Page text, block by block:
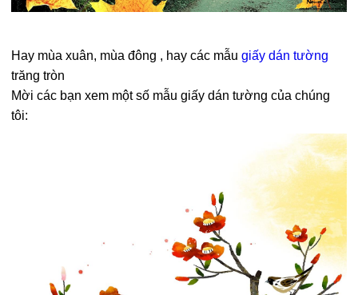
Hay mùa xuân, mùa đông , hay các mẫugiấy dán tường
trăng tròn
Mời các bạn xem một số mẫu giấy dán tường của chúng
tôi: